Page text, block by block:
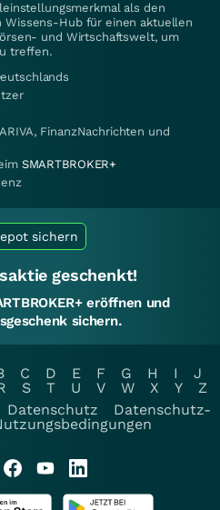
als den
Wissens-Hub für einen aktuellen
und Wirtschaftswelt, um
treffen.
FinanzNachrichten und
SMARTBROKER+
sichern
geschenkt!
eröffnen und
sichern.
C D E F G H I
J
S T U V W X Y
Z
Datenschutz
Datenschutz-